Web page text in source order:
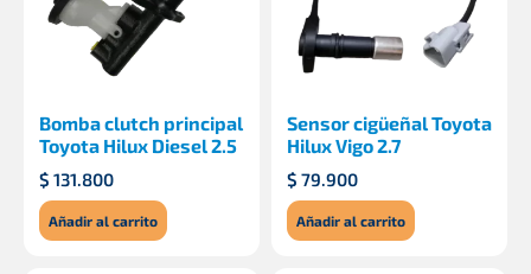
Bomba clutch principal
Toyota Hilux Diesel 2.5
$ 131.800
Añadir al carrito
Sensor cigüeñal Toyota
Hilux Vigo 2.7
$ 79.900
Añadir al carrito